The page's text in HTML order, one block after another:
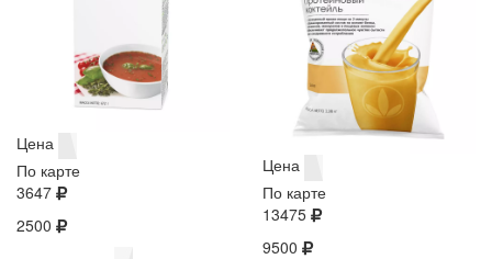
Цена
По карте
3647
2500
Цена
По карте
13475
9500